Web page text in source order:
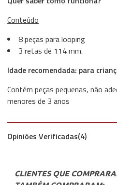
Conteúdo
8 peças para looping
3 retas de 114 mm.
Idade recomendada: para
Contém peças pequenas, não
menores de 3 anos
Opiniões Verificadas(4)
CLIENTES QUE